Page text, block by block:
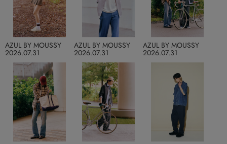
2026.07.31
AZUL BY MOUSSY
2026.07.31
AZUL BY MOUSSY
2026.07.31
AZUL BY MOUSSY